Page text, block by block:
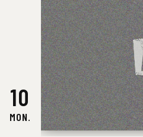
10
MON.